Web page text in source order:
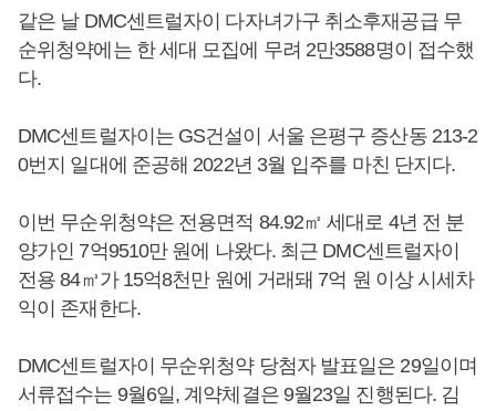
같은 날 DMC센트럴자이 다자녀가구 취소후재공급 무
순위청약에는 한 세대 모집에 무려 2만3588명이 접수했
다.
DMC센트럴자이는 GS건설이 서울 은평구 증산동 213-2
0번지 일대에 준공해 2022년 3월 입주를 마친 단지다.
이번 무순위청약은 전용면적 84.92㎡ 세대로 4년 전 분
양가인 7억9510만 원에 나왔다. 최근 DMC센트럴자이
전용 84㎥가 15억8천만 원에 거래돼 7억 원 이상 시세차
익이 존재한다.
DMC센트럴자이 무순위청약 당첨자 발표일은 29일이며
서류접수는 9월6일, 계약체결은 9월23일 진행된다. 김